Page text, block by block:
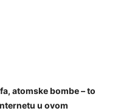
atomske bombe – to
u ovom